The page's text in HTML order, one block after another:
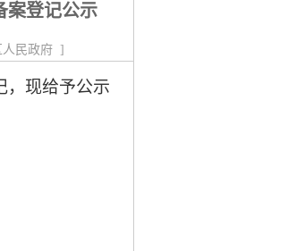
案登记公示
人民政府 ]
，现给予公示